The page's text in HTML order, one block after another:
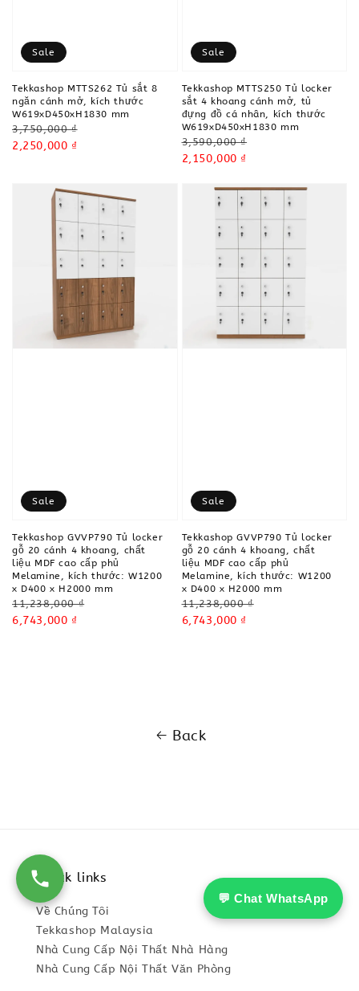
💬 Chat WhatsApp
Sale
Tekkashop MTTS262 Tủ sắt 8
ngăn cánh mở, kích thước
W619xD450xH1830 mm
Regular
price
3,750,000 ₫
Sale
2,250,000 ₫
Sale
Tekkashop MTTS250 Tủ locker
sắt 4 khoang cánh mở, tủ
đựng đồ cá nhân, kích thước
W619xD450xH1830 mm
Regular
price
3,590,000 ₫
Sale
2,150,000 ₫
Sale
Tekkashop GVVP790 Tủ locker
gỗ 20 cánh 4 khoang, chất
liệu MDF cao cấp phủ
Melamine, kích thước: W1200
x D400 x H2000 mm
Regular
price
11,238,000 ₫
Sale
6,743,000 ₫
Sale
Tekkashop GVVP790 Tủ locker
gỗ 20 cánh 4 khoang, chất
liệu MDF cao cấp phủ
Melamine, kích thước: W1200
x D400 x H2000 mm
Regular
price
11,238,000 ₫
Sale
6,743,000 ₫
Back
Quick links
Về Chúng Tôi
Tekkashop Malaysia
Nhà Cung Cấp Nội Thất Nhà Hàng
Nhà Cung Cấp Nội Thất Văn Phòng